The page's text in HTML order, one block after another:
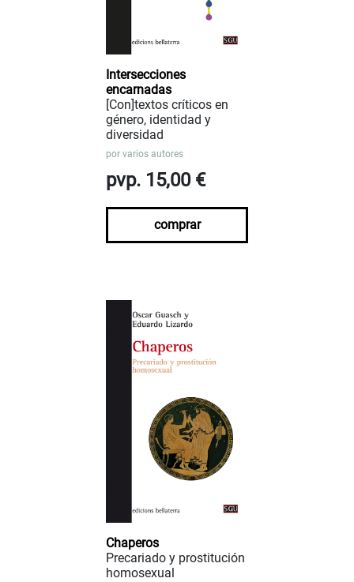
Intersecciones
encarnadas
[Con]textos críticos en
género, identidad y
diversidad
por varios autores
pvp. 15,00 €
comprar
Chaperos
Precariado y prostitución
homosexual